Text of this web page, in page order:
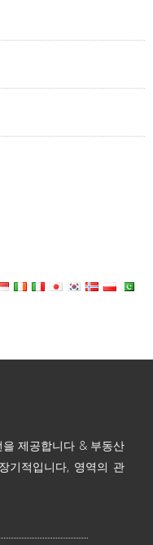
제공합니다 & 부동산
기적입니다, 영역의 관